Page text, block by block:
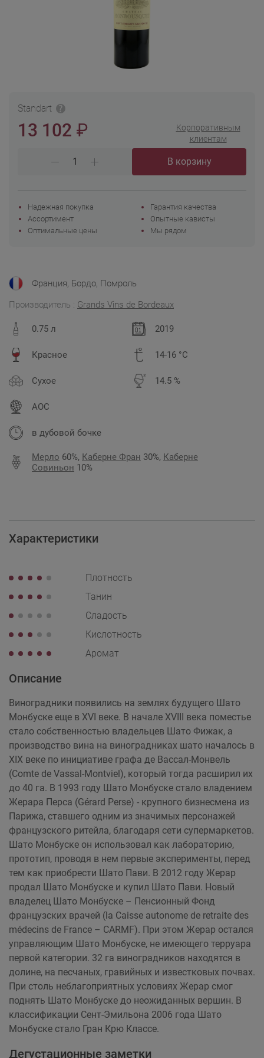
Франция, Бордо, Помроль
Производитель : Grands Vins de Bordeauх
0.75 л 2019
Красное 14-16 °C
Сухое 14.5 %
AOC
в дубовой бочке
Мерло 60%, Каберне Фран 30%, Каберне
Совиньон 10%
Standart
13 102 ₽
Корпоративным
клиентам
В корзину
Надежная покупка
Гарантия качества
Ассортимент
Опытные кависты
Оптимальные цены
Мы рядом
Характеристики
Плотность
Танин
Сладость
Кислотность
Аромат
Описание
Виноградники появились на землях будущего Шато
Монбуске еще в XVI веке. В начале XVIII века поместье
стало собственностью владельцев Шато Фижак, а
производство вина на виноградниках шато началось в
XIX веке по инициативе графа де Вассал-Монвель
(Comte de Vassal-Montviel), который тогда расширил их
до 40 га. В 1993 году Шато Монбуске стало владением
Жерара Перса (Gérard Perse) - крупного бизнесмена из
Парижа, ставшего одним из значимых персонажей
французского ритейла, благодаря сети супермаркетов.
Шато Монбуске он использовал как лабораторию,
прототип, проводя в нем первые эксперименты, перед
тем как приобрести Шато Пави. В 2012 году Жерар
продал Шато Монбуске и купил Шато Пави. Новый
владелец Шато Монбуске – Пенсионный Фонд
французских врачей (la Caisse autonome de retraite des
médecins de France – CARMF). При этом Жерар остался
управляющим Шато Монбуске, не имеющего терруара
первой категории. 32 га виноградников находятся в
долине, на песчаных, гравийных и известковых почвах.
При столь неблагоприятных условиях Жерар смог
поднять Шато Монбуске до неожиданных вершин. В
классификации Сент-Эмильона 2006 года Шато
Монбуске стало Гран Крю Классе.
Дегустационные заметки